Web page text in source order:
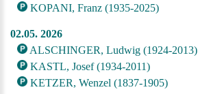
KOPANI, Franz (1935-2025)
02.05. 2026
ALSCHINGER, Ludwig (1924-2013)
KASTL, Josef (1934-2011)
KETZER, Wenzel (1837-1905)